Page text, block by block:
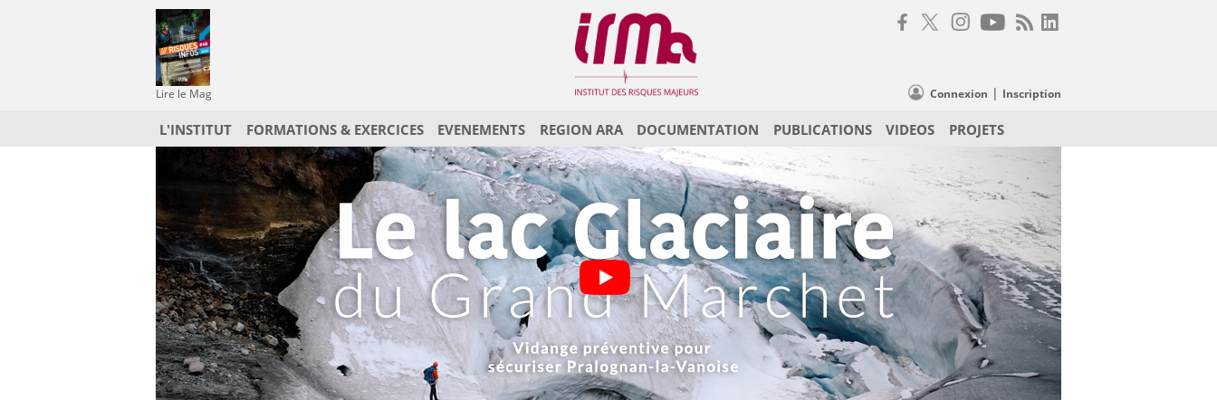
Lire le Mag Connexion | Inscription
L'INSTITUT FORMATIONS & EXERCICES EVENEMENTS REGION ARA DOCUMENTATION PUBLICATIONS VIDEOS PROJETS